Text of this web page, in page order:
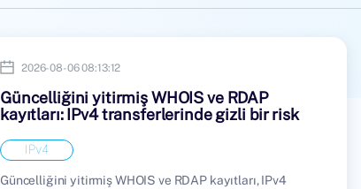
2026-08-06 08:13:12
Güncelliğini yitirmiş WHOIS ve RDAP
kayıtları: IPv4 transferlerinde gizli bir risk
IPv4
Güncelliğini yitirmiş WHOIS ve RDAP kayıtları, IPv4